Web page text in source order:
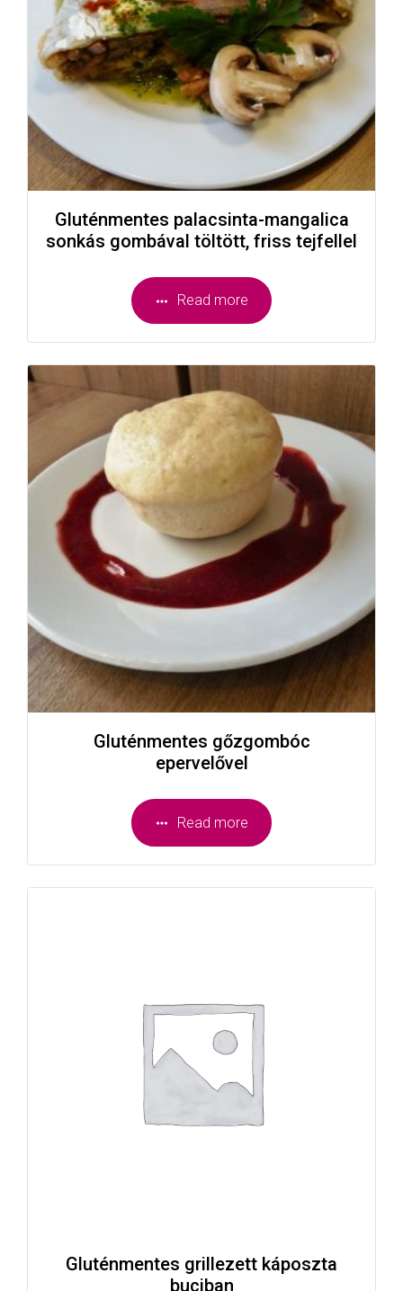
Gluténmentes palacsinta-mangalica
sonkás gombával töltött, friss tejfellel
Read more
Gluténmentes gőzgombóc
epervelővel
Read more
Gluténmentes grillezett káposzta
buciban